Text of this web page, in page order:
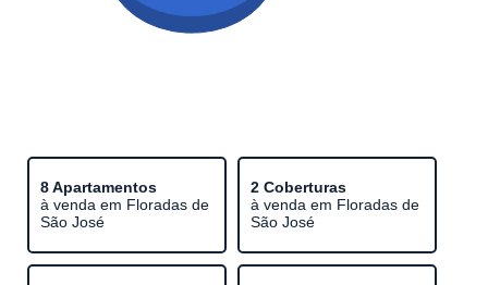
8 Apartamentos
à venda em Floradas de
São José
2 Coberturas
à venda em Floradas de
São José